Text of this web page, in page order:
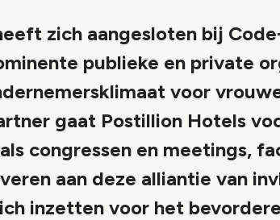
zich aangesloten bij
publieke en private
voor
gaat Postillion Hotels
congressen en meetings,
aan deze alliantie van
inzetten voor het